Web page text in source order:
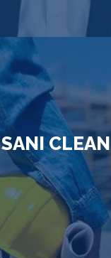
SANI CLEAN